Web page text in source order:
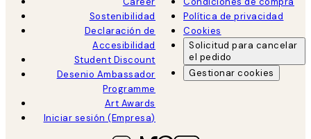
Sostenibilidad
Declaración de
Accesibilidad
Student Discount
Desenio Ambassador
Programme
Art Awards
Iniciar sesión (Empresa)
Política de privacidad
Cookies
Solicitud para cancelar
el pedido
Gestionar cookies